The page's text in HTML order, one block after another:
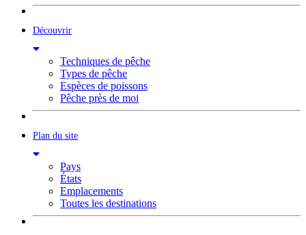
Découvrir
Techniques de pêche
Types de pêche
Espèces de poissons
Pêche près de moi
Plan du site
Pays
États
Emplacements
Toutes les destinations